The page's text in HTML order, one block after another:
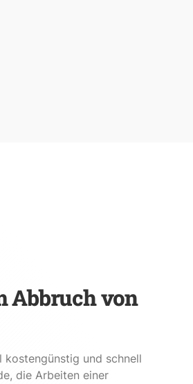
Abbruch von
kostengünstig und schnell
die Arbeiten einer